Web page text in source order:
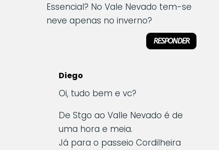
Essencial? No Vale Nevado tem-se
neve apenas no inverno?
RESPONDER
Diego
Oi, tudo bem e vc?
De Stgo ao Valle Nevado é de
uma hora e meia.
Já para o passeio Cordilheira